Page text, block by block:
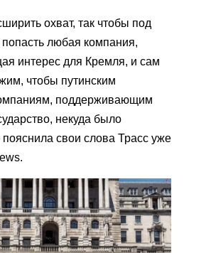
охват, так чтобы под
любая компания,
интерес для Кремля, и сам
чтобы путинским
поддерживающим
некуда было
пояснила свои слова Трасс уже